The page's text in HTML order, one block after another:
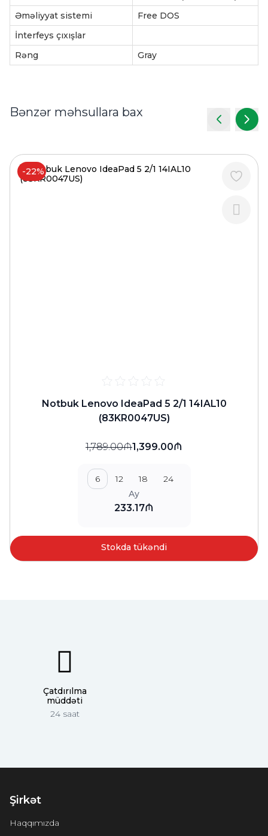
Əməliyyat sistemi
Free DOS
İnterfeys çıxışlar
Rəng
Gray
Bənzər məhsullara bax
-22%
Notbuk Lenovo IdeaPad 5 2/1 14IAL10
(83KR0047US)
1,789.00₼1,399.00₼
6 12 18
24
Ay
233.17₼
Stokda tükəndi
Çatdırılma
müddəti
24 saat
Şirkət
Haqqımızda